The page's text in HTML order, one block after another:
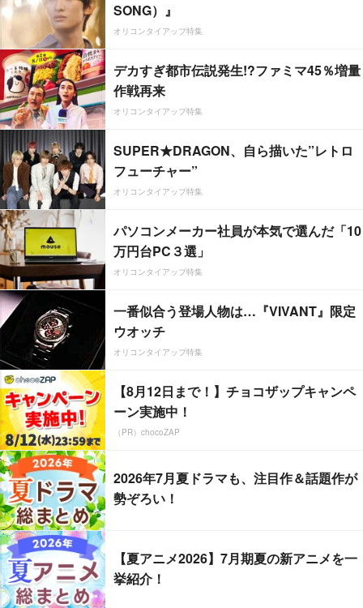
SONG）』
オリコンタイアップ特集
デカすぎ都市伝説発生!?ファミマ45％増量
作戦再来
オリコンタイアップ特集
SUPER★DRAGON、自ら描いた”レトロ
フューチャー”
オリコンタイアップ特集
パソコンメーカー社員が本気で選んだ「10
万円台PC３選」
オリコンタイアップ特集
一番似合う登場人物は…『VIVANT』限定
ウオッチ
オリコンタイアップ特集
【8月12日まで！】チョコザップキャンペ
ーン実施中！
（PR）chocoZAP
2026年7月夏ドラマも、注目作＆話題作が
勢ぞろい！
【夏アニメ2026】7月期夏の新アニメを一
挙紹介！